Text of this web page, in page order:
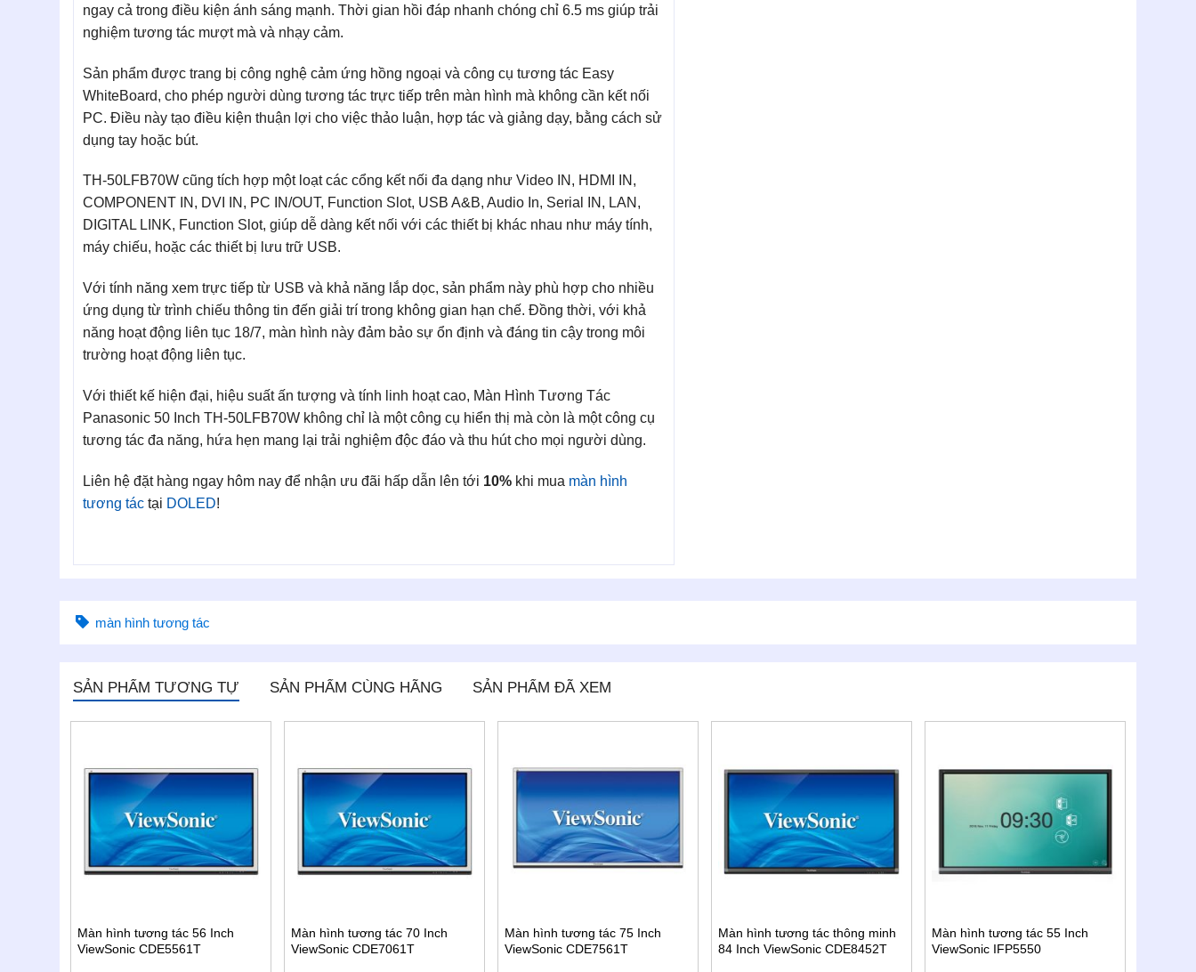
ngay cả trong điều kiện ánh sáng mạnh. Thời gian hồi đáp nhanh chóng chỉ 6.5 ms giúp trải
nghiệm tương tác mượt mà và nhạy cảm.
Sản phẩm được trang bị công nghệ cảm ứng hồng ngoại và công cụ tương tác Easy
WhiteBoard, cho phép người dùng tương tác trực tiếp trên màn hình mà không cần kết nối
PC. Điều này tạo điều kiện thuận lợi cho việc thảo luận, hợp tác và giảng dạy, bằng cách sử
dụng tay hoặc bút.
TH-50LFB70W cũng tích hợp một loạt các cổng kết nối đa dạng như Video IN, HDMI IN,
COMPONENT IN, DVI IN, PC IN/OUT, Function Slot, USB A&B, Audio In, Serial IN, LAN,
DIGITAL LINK, Function Slot, giúp dễ dàng kết nối với các thiết bị khác nhau như máy tính,
máy chiếu, hoặc các thiết bị lưu trữ USB.
Với tính năng xem trực tiếp từ USB và khả năng lắp dọc, sản phẩm này phù hợp cho nhiều
ứng dụng từ trình chiếu thông tin đến giải trí trong không gian hạn chế. Đồng thời, với khả
năng hoạt động liên tục 18/7, màn hình này đảm bảo sự ổn định và đáng tin cậy trong môi
trường hoạt động liên tục.
Với thiết kế hiện đại, hiệu suất ấn tượng và tính linh hoạt cao, Màn Hình Tương Tác
Panasonic 50 Inch TH-50LFB70W không chỉ là một công cụ hiển thị mà còn là một công cụ
tương tác đa năng, hứa hẹn mang lại trải nghiệm độc đáo và thu hút cho mọi người dùng.
Liên hệ đặt hàng ngay hôm nay để nhận ưu đãi hấp dẫn lên tới 10% khi mua màn hình
tương tác tại DOLED!
màn hình tương tác
SẢN PHẨM TƯƠNG TỰ SẢN PHẨM CÙNG HÃNG SẢN PHẨM ĐÃ XEM
Màn hình tương tác 56 Inch
ViewSonic CDE5561T
Màn hình tương tác 70 Inch
ViewSonic CDE7061T
Màn hình tương tác 75 Inch
ViewSonic CDE7561T
Màn hình tương tác thông minh
84 Inch ViewSonic CDE8452T
Màn hình tương tác 55 Inch
ViewSonic IFP5550